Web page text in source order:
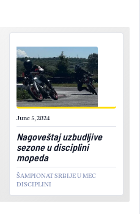
June 5, 2024
Nagoveštaj uzbudljive
sezone u disciplini
mopeda
ŠAMPIONAT SRBIJE U MEC
DISCIPLINI